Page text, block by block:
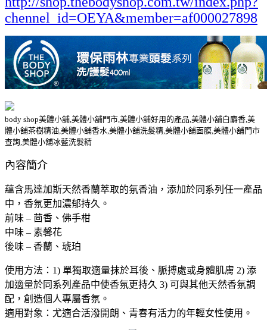
chennel_id=OEYA&member=af000027898
body shop美體小舖,美體小舖門市,美體小舖好用的產品,美體小舖白麝香,美
體小舖茶樹精油,美體小舖香水,美體小舖洗髮精,美體小舖面膜,美體小舖門市
查詢,美體小舖冰藍洗髮精
內容簡介
蘊含馬達加斯天然香蘭萃取的氛香油，添加於同系列任一產品
中，香氛更加濃郁持久。
前味 – 茴香、佛手柑
中味 – 素馨花
後味 – 香蘭、琥珀
使用方法：1) 單獨取適量抹於耳後、脈搏處或身體肌膚 2) 添
加適量於同系列產品中使香氛更持久 3) 可與其他天然香氛調
配，創造個人專屬香氛。
適用對象：尤適合活潑開朗、青春有活力的年輕女性使用。